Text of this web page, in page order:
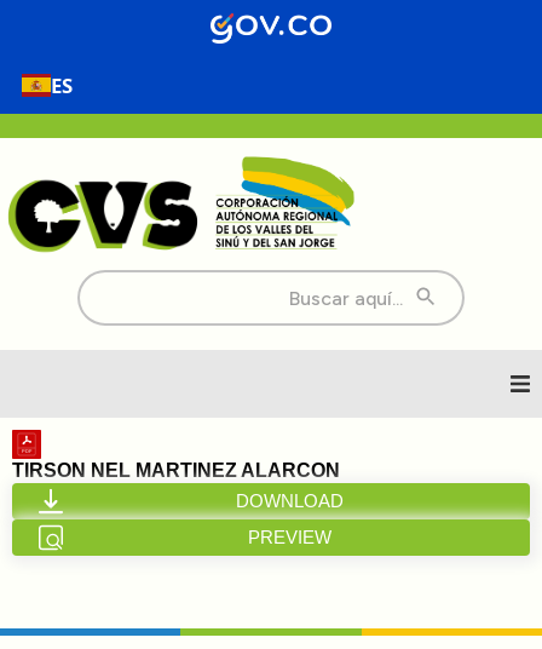
ES
Buscar:
Inicio
Nosotros
Transparencia
TIRSON NEL MARTINEZ ALARCON
DOWNLOAD
PREVIEW